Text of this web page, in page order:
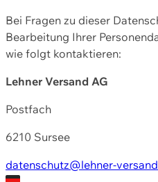
Bei Fragen zu dieser
Bearbeitung Ihrer
wie folgt kontaktieren:
Lehner Versand AG
Postfach
6210 Sursee
datenschutz@lehner-